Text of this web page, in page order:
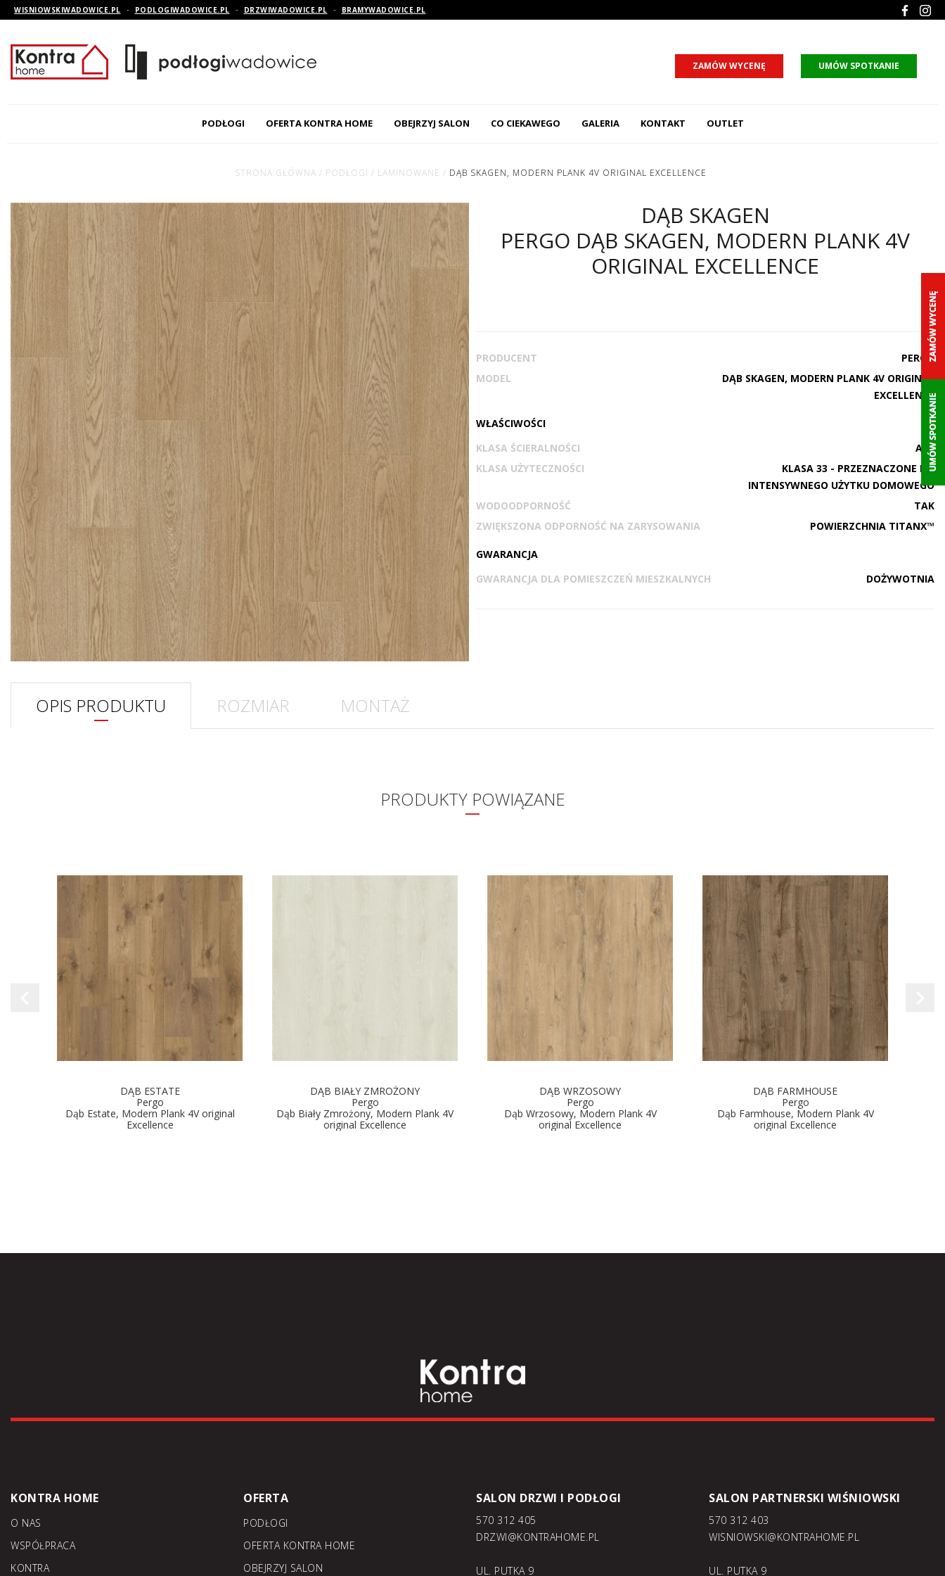
WISNIOWSKIWADOWICE.PL - PODLOGIWADOWICE.PL - DRZWIWADOWICE.PL - BRAMYWADOWICE.PL
UMÓW SPOTKANIE
ZAMÓW WYCENĘ
PODŁOGI
PODŁOGI WINYLOWE
OFERTA KONTRA HOME
AUTOMATYKA
ROLETY I ŻALUZJE
DEKORACJE, TAPETY I
PARAPETY
OUTLET
OBEJRZYJ SALON CO CIEKAWEGO GALERIA KONTAKT OUTLET
STRONA GŁÓWNA / PODŁOGI / LAMINOWANE / DĄB SKAGEN, MODERN PLANK 4V ORIGINAL EXCELLENCE
DĄB SKAGEN
PERGO DĄB SKAGEN, MODERN PLANK 4V
ORIGINAL EXCELLENCE
PRODUCENT
PERGO
MODEL
DĄB SKAGEN, MODERN PLANK 4V ORIGINAL
EXCELLENCE
WŁAŚCIWOŚCI
KLASA ŚCIERALNOŚCI
AC5
KLASA UŻYTECZNOŚCI
KLASA 33 - PRZEZNACZONE DO
INTENSYWNEGO UŻYTKU DOMOWEGO
WODOODPORNOŚĆ
TAK
ZWIĘKSZONA ODPORNOŚĆ NA ZARYSOWANIA
POWIERZCHNIA TITANX™
GWARANCJA
GWARANCJA DLA POMIESZCZEŃ MIESZKALNYCH
DOŻYWOTNIA
OPIS PRODUKTU ROZMIAR MONTAŻ
PRODUKTY POWIĄZANE
DĄB ESTATE
Pergo
Dąb Estate, Modern Plank 4V original
Excellence
DĄB BIAŁY ZMROŻONY
Pergo
Dąb Biały Zmrożony, Modern Plank 4V
original Excellence
DĄB WRZOSOWY
Pergo
Dąb Wrzosowy, Modern Plank 4V
original Excellence
DĄB FARMHOUSE
Pergo
Dąb Farmhouse, Modern Plank 4V
original Excellence
KONTRA HOME
O NAS
WSPÓŁPRACA
KONTRA
OFERTA
PODŁOGI
OFERTA KONTRA HOME
OBEJRZYJ SALON
SALON DRZWI I PODŁOGI
570 312 405
DRZWI@KONTRAHOME.PL
UL. PUTKA 9
SALON PARTNERSKI WIŚNIOWSKI
570 312 403
WISNIOWSKI@KONTRAHOME.PL
UL. PUTKA 9